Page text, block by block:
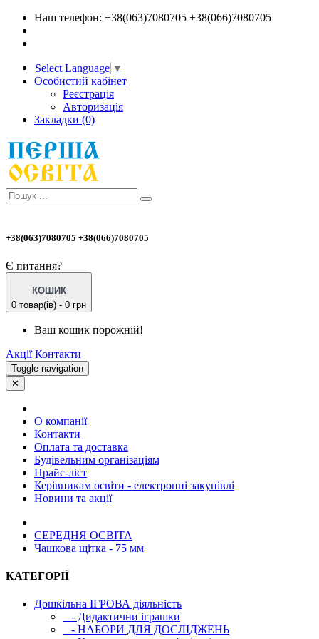
Наш телефон: +38(063)7080705 +38(066)7080705
Select Language ▼
Особистий кабінет
Реєстрація
Авторизація
Закладки (0)
+38(063)7080705 +38(066)7080705
Є питання?
КОШИК
0 товар(ів) - 0 грн
Ваш кошик порожній!
Акції Контакти
Toggle navigation
✕
О компанії
Контакти
Оплата та доставка
Будівельним організаціям
Прайс-ліст
Керівникам освіти - електронні закупівлі
Новини та акції
СЕРЕДНЯ ОСВIТА
Чашкова щітка - 75 мм
КАТЕГОРІЇ
Дошкільна ІГРОВА діяльність
- Дидактични іграшки
- НАБОРИ ДЛЯ ДОСЛІДЖЕНЬ